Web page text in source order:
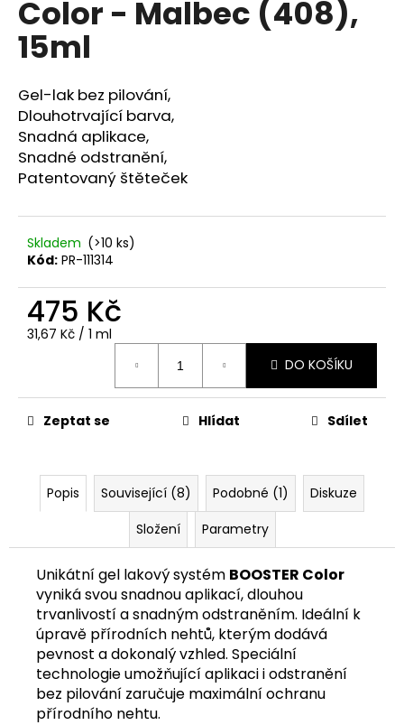
Color - Malbec (408),
15ml
Gel-lak bez pilování,
Dlouhotrvající barva,
Snadná aplikace,
Snadné odstranění,
Patentovaný štěteček
Skladem (>10 ks)
Kód: PR-111314
475 Kč
Měrná
31,67 Kč / 1 ml
DO KOŠÍKU
Zeptat se Hlídat Sdílet
Popis Související (8) Podobné (1)
Diskuze
Složení
Parametry
Unikátní gel lakový systém BOOSTER Color
vyniká svou snadnou aplikací, dlouhou
trvanlivostí a snadným odstraněním. Ideální k
úpravě přírodních nehtů, kterým dodává
pevnost a dokonalý vzhled. Speciální
technologie umožňující aplikaci i odstranění
bez pilování zaručuje maximální ochranu
přírodního nehtu.
a
j
t
?
D
o
p
u